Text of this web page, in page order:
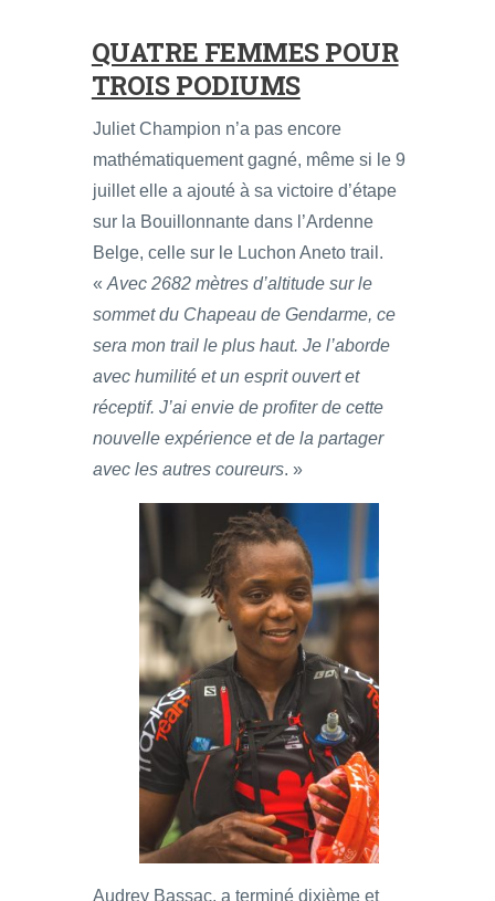
QUATRE FEMMES POUR
TROIS PODIUMS
Juliet Champion n’a pas encore
mathématiquement gagné, même si le 9
juillet elle a ajouté à sa victoire d’étape
sur la Bouillonnante dans l’Ardenne
Belge, celle sur le Luchon Aneto trail.
«Avec 2682 mètres d’altitude sur le
sommet du Chapeau de Gendarme, ce
sera mon trail le plus haut. Je l’aborde
avec humilité et un esprit ouvert et
réceptif. J’ai envie de profiter de cette
nouvelle expérience et de la partager
avec les autres coureurs. »
Audrey Bassac, a terminé dixième et